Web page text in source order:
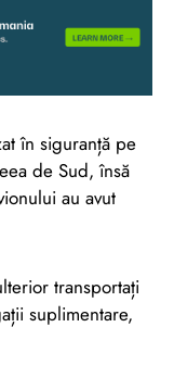
în siguranță pe
de Sud, însă
au avut
transportați
suplimentare,